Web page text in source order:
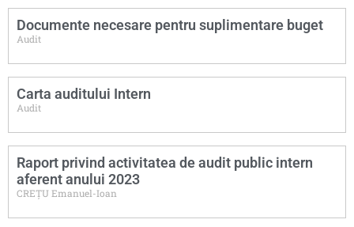
Documente necesare pentru suplimentare buget
Audit
Carta auditului Intern
Audit
Raport privind activitatea de audit public intern
aferent anului 2023
CREȚU Emanuel-Ioan